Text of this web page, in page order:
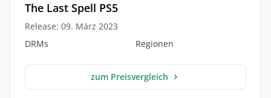
The Last Spell PS5
Release: 09. März 2023
DRMs
Regionen
zum Preisvergleich